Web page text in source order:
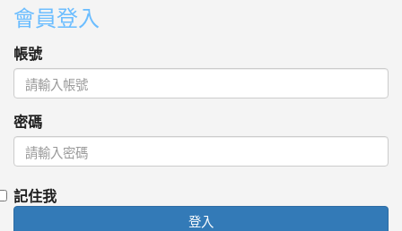
會員登入
帳號
密碼
記住我
登入